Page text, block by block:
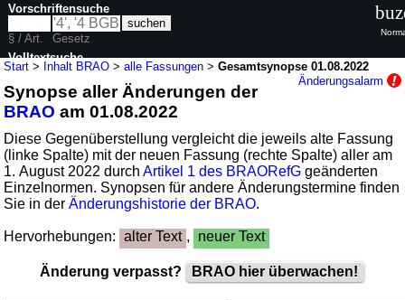
Start > Inhalt BRAO >alle Fassungen >Gesamtsynopse 01.08.2022
Änderungsalarm
Synopse aller Änderungen der
BRAO am 01.08.2022
Diese Gegenüberstellung vergleicht die jeweils alte Fassung
(linke Spalte) mit der neuen Fassung (rechte Spalte) aller am
1. August 2022 durchArtikel 1 des BRAORefG geänderten
Einzelnormen. Synopsen für andere Änderungstermine finden
Sie in derÄnderungshistorie der BRAO.
Hervorhebungen: alter Text , neuer Text
Änderung verpasst? BRAO hier überwachen!
Vorschriftensuche
§ / Art.
Gesetz
Volltextsuche
nur in BRAO